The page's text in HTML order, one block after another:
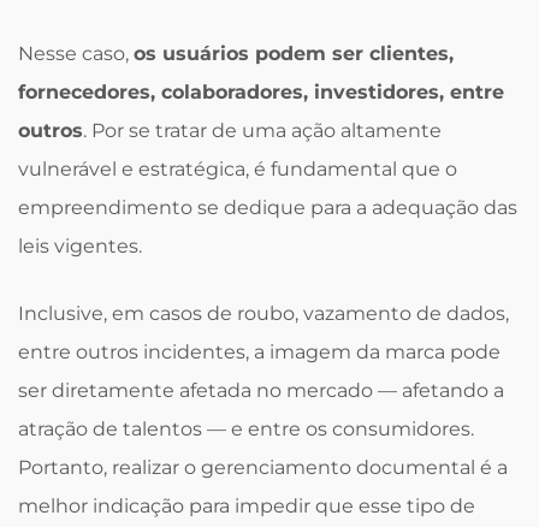
Nesse caso, os usuários podem ser clientes,
fornecedores, colaboradores, investidores, entre
outros. Por se tratar de uma ação altamente
vulnerável e estratégica, é fundamental que o
empreendimento se dedique para a adequação das
leis vigentes.
Inclusive, em casos de roubo, vazamento de dados,
entre outros incidentes, a imagem da marca pode
ser diretamente afetada no mercado — afetando a
atração de talentos — e entre os consumidores.
Portanto, realizar o gerenciamento documental é a
melhor indicação para impedir que esse tipo de